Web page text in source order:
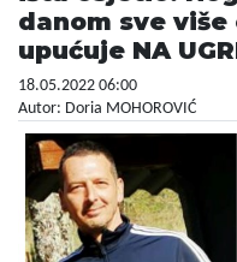
danom sve
upućuje NA
18.05.2022 06:00
Autor: Doria MOHOROVIĆ